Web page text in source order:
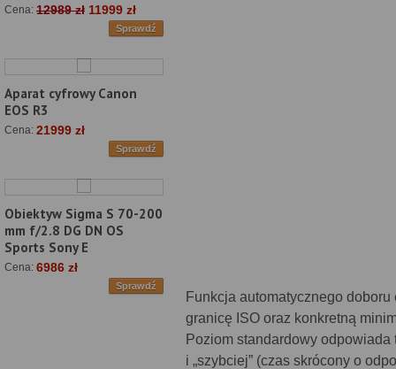
Cena: 12989 zł 11999 zł
Sprawdź
Aparat cyfrowy Canon
EOS R3
Cena: 21999 zł
Sprawdź
Obiektyw Sigma S 70-200
mm f/2.8 DG DN OS
Sports Sony E
Cena: 6986 zł
Sprawdź
Funkcja automatycznego
granicę ISO oraz konkretną
Poziom standardowy odpowiada
i „szybciej” (czas skrócony o